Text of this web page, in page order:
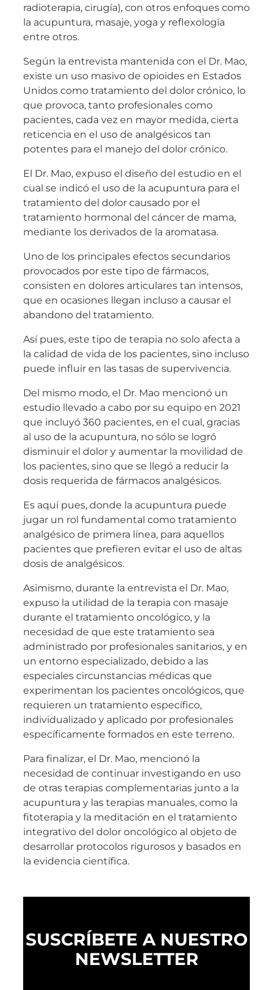
radioterapia, cirugía), con otros enfoques como
la acupuntura, masaje, yoga y reflexología
entre otros.
Según la entrevista mantenida con el Dr. Mao,
existe un uso masivo de opioides en Estados
Unidos como tratamiento del dolor crónico, lo
que provoca, tanto profesionales como
pacientes, cada vez en mayor medida, cierta
reticencia en el uso de analgésicos tan
potentes para el manejo del dolor crónico.
El Dr. Mao, expuso el diseño del estudio en el
cual se indicó el uso de la acupuntura para el
tratamiento del dolor causado por el
tratamiento hormonal del cáncer de mama,
mediante los derivados de la aromatasa.
Uno de los principales efectos secundarios
provocados por este tipo de fármacos,
consisten en dolores articulares tan intensos,
que en ocasiones llegan incluso a causar el
abandono del tratamiento.
Así pues, este tipo de terapia no solo afecta a
la calidad de vida de los pacientes, sino incluso
puede influir en las tasas de supervivencia.
Del mismo modo, el Dr. Mao mencionó un
estudio llevado a cabo por su equipo en 2021
que incluyó 360 pacientes, en el cual, gracias
al uso de la acupuntura, no sólo se logró
disminuir el dolor y aumentar la movilidad de
los pacientes, sino que se llegó a reducir la
dosis requerida de fármacos analgésicos.
Es aquí pues, donde la acupuntura puede
jugar un rol fundamental como tratamiento
analgésico de primera línea, para aquellos
pacientes que prefieren evitar el uso de altas
dosis de analgésicos.
Asimismo, durante la entrevista el Dr. Mao,
expuso la utilidad de la terapia con masaje
durante el tratamiento oncológico, y la
necesidad de que este tratamiento sea
administrado por profesionales sanitarios, y en
un entorno especializado, debido a las
especiales circunstancias médicas que
experimentan los pacientes oncológicos, que
requieren un tratamiento específico,
individualizado y aplicado por profesionales
específicamente formados en este terreno.
Para finalizar, el Dr. Mao, mencionó la
necesidad de continuar investigando en uso
de otras terapias complementarias junto a la
acupuntura y las terapias manuales, como la
fitoterapia y la meditación en el tratamiento
integrativo del dolor oncológico al objeto de
desarrollar protocolos rigurosos y basados en
la evidencia científica.
SUSCRÍBETE A NUESTRO
NEWSLETTER